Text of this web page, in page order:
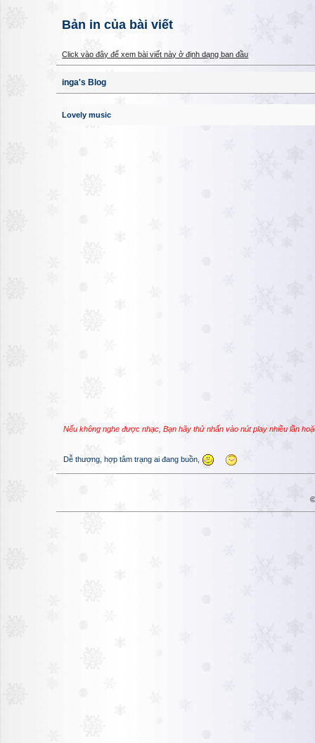
Bản in của bài viết
Click vào đây để xem bài viết này ở định dạng ban đầu
inga's Blog
Lovely music
Nếu không nghe được nhạc, Bạn hãy thử nhấn vào nút play nhiều lần
Dễ thương, hợp tâm trạng ai đang buồn,